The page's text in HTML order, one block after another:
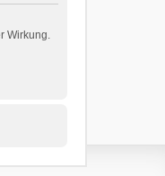
Wirkung.